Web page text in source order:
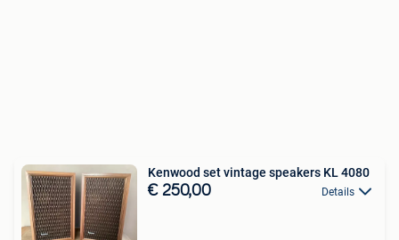
Kenwood set vintage speakers KL 4080
€ 250,00 Details